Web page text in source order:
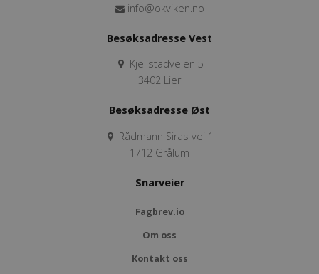
info@okviken.no
Besøksadresse Vest
Kjellstadveien 5
3402 Lier
Besøksadresse Øst
Rådmann Siras vei 1
1712 Grålum
Snarveier
Fagbrev.io
Om oss
Kontakt oss